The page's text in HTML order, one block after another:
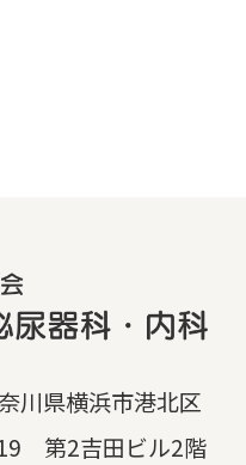
川県横浜市港北区
第2吉田ビル2階